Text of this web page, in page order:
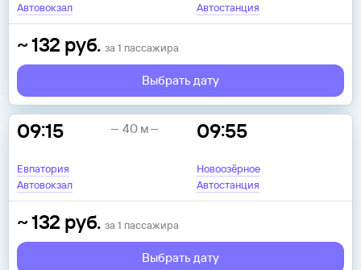
Автовокзал
Автостанция
~132 руб. за 1 пассажира
Выбрать дату
09:15
Евпатория
Автовокзал
09:55
Новоозёрное
Автостанция
40 м
~132 руб. за 1 пассажира
Выбрать дату